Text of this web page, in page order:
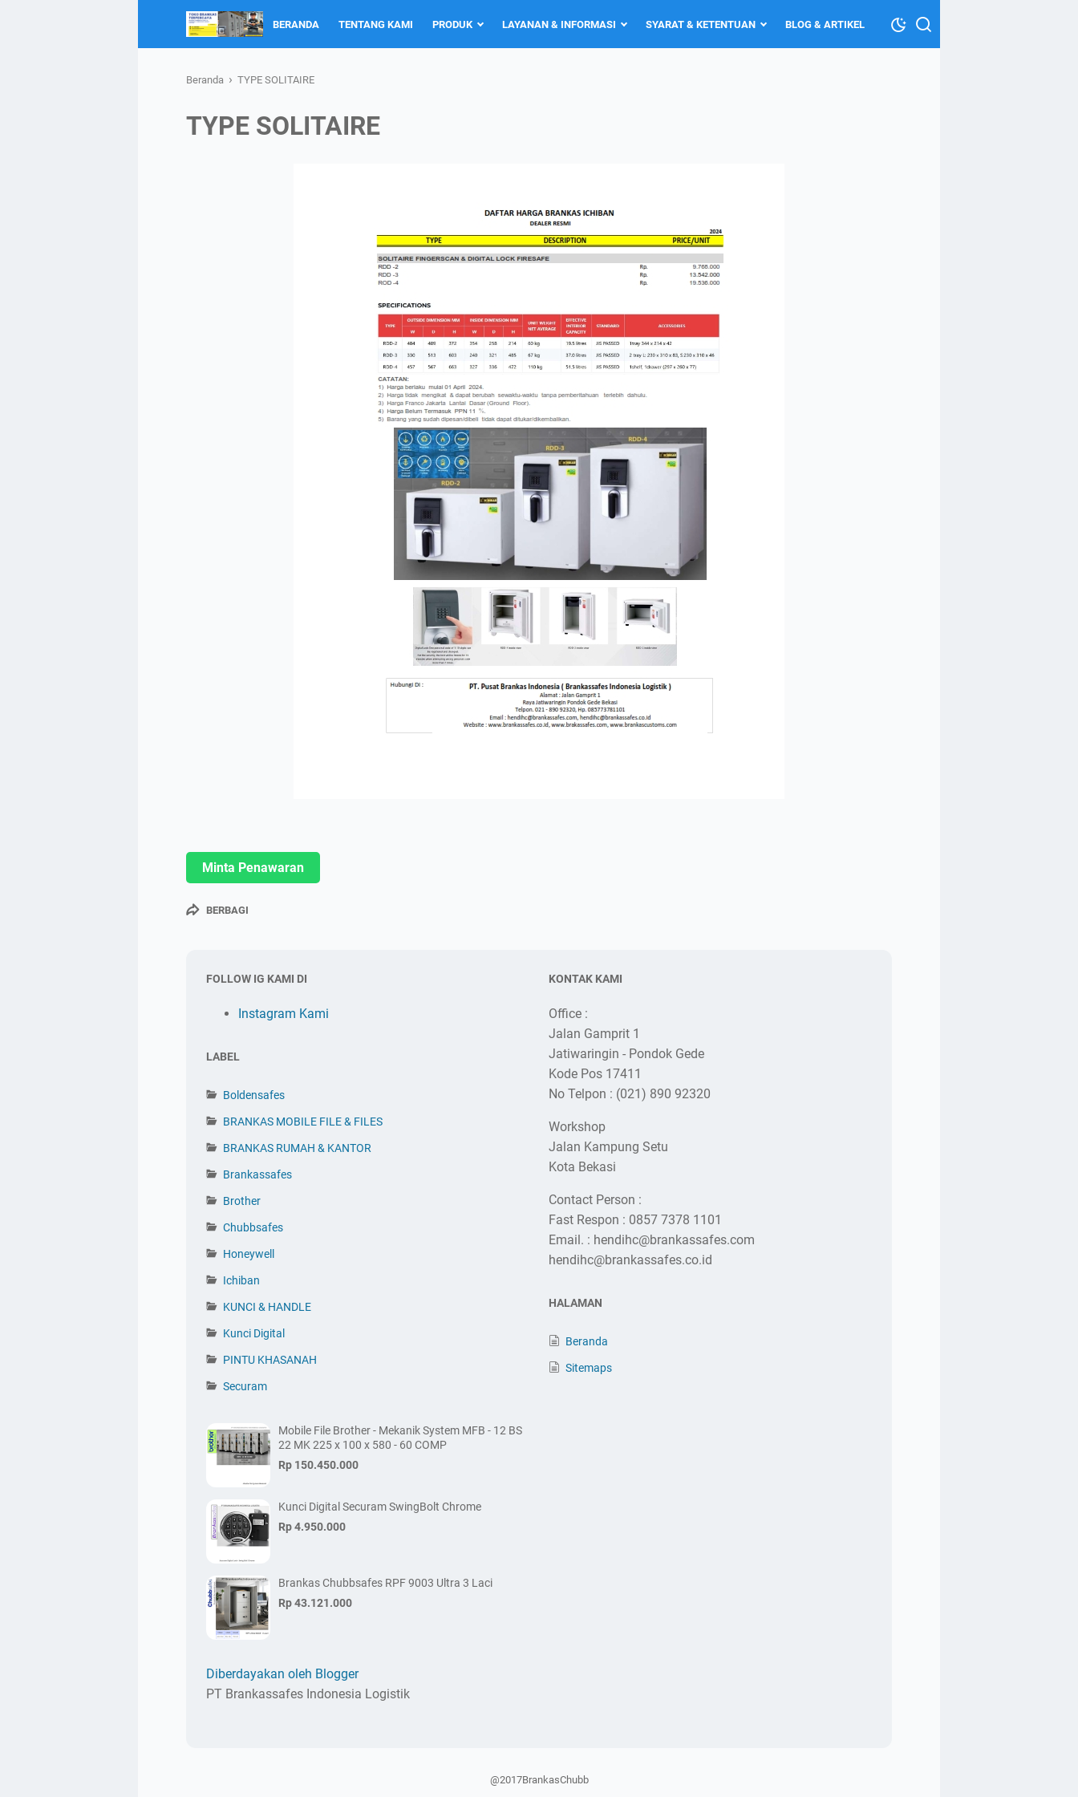
BERANDA TENTANG KAMI PRODUK LAYANAN & INFORMASI SYARAT & KETENTUAN BLOG & ARTIKEL
Beranda › TYPE SOLITAIRE
TYPE SOLITAIRE
Minta Penawaran
BERBAGI
FOLLOW IG KAMI DI
Instagram Kami
LABEL
Boldensafes
BRANKAS MOBILE FILE & FILES
BRANKAS RUMAH & KANTOR
Brankassafes
Brother
Chubbsafes
Honeywell
Ichiban
KUNCI & HANDLE
Kunci Digital
PINTU KHASANAH
Securam
Mobile File Brother - Mekanik System MFB - 12 BS
22 MK 225 x 100 x 580 - 60 COMP
Rp 150.450.000
Kunci Digital Securam SwingBolt Chrome
Rp 4.950.000
Brankas Chubbsafes RPF 9003 Ultra 3 Laci
Rp 43.121.000
Diberdayakan oleh Blogger
PT Brankassafes Indonesia Logistik
KONTAK KAMI
Office :
Jalan Gamprit 1
Jatiwaringin - Pondok Gede
Kode Pos 17411
No Telpon : (021) 890 92320
Workshop
Jalan Kampung Setu
Kota Bekasi
Contact Person :
Fast Respon : 0857 7378 1101
Email. : hendihc@brankassafes.com
hendihc@brankassafes.co.id
HALAMAN
Beranda
Sitemaps
@2017BrankasChubb